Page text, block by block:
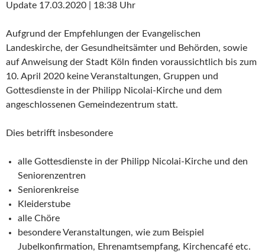
Update 17.03.2020 | 18:38 Uhr
Aufgrund der Empfehlungen der Evangelischen
Landeskirche, der Gesundheitsämter und Behörden, sowie
auf Anweisung der Stadt Köln finden voraussichtlich bis zum
10. April 2020 keine Veranstaltungen, Gruppen und
Gottesdienste in der Philipp Nicolai-Kirche und dem
angeschlossenen Gemeindezentrum statt.
Dies betrifft insbesondere
alle Gottesdienste in der Philipp Nicolai-Kirche und den
Seniorenzentren
Seniorenkreise
Kleiderstube
alle Chöre
besondere Veranstaltungen, wie zum Beispiel
Jubelkonfirmation, Ehrenamtsempfang, Kirchencafé etc.